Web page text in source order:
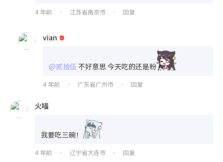
4 年前 • 江苏省南京市 • 回复
vian
@贰拾伍 不好意思 今天吃的还是粉
4 年前 • 广东省广州市 • 回复
火喵
我要吃三碗！
4 年前 • 辽宁省大连市 • 回复